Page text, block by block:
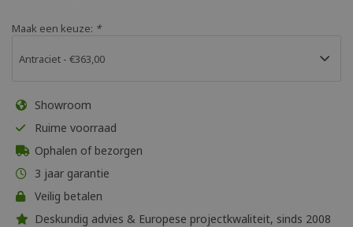
Maak een keuze: *
Showroom
Ruime voorraad
Ophalen of bezorgen
3 jaar garantie
Veilig betalen
Deskundig advies & Europese projectkwaliteit, sinds 2008